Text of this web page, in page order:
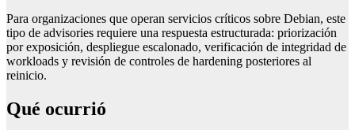
Para organizaciones que operan servicios críticos sobre Debian, este
tipo de advisories requiere una respuesta estructurada: priorización
por exposición, despliegue escalonado, verificación de integridad de
workloads y revisión de controles de hardening posteriores al
reinicio.
Qué ocurrió